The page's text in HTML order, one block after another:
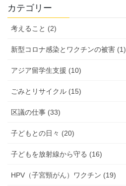
活
報
カテゴリー
考えること (2)
新型コロナ感染とワクチンの被害 (1)
アジア留学生支援 (10)
ごみとリサイクル (15)
区議の仕事 (33)
子どもとの日々 (20)
子どもを放射線から守る (16)
HPV（子宮頸がん）ワクチン (19)